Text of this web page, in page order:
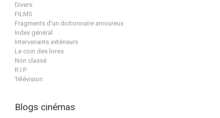
Divers
FILMS
Fragments d'un dictionnaire amoureux
Index général
Intervenants extérieurs
Le coin des livres
Non classé
R.I.P.
Télévision
Blogs cinémas